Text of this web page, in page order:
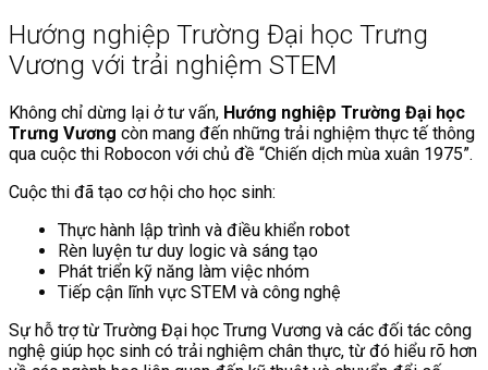
Hướng nghiệp Trường Đại học Trưng
Vương với trải nghiệm STEM
Không chỉ dừng lại ở tư vấn, Hướng nghiệp Trường Đại học
Trưng Vương còn mang đến những trải nghiệm thực tế thông
qua cuộc thi Robocon với chủ đề “Chiến dịch mùa xuân 1975”.
Cuộc thi đã tạo cơ hội cho học sinh:
Thực hành lập trình và điều khiển robot
Rèn luyện tư duy logic và sáng tạo
Phát triển kỹ năng làm việc nhóm
Tiếp cận lĩnh vực STEM và công nghệ
Sự hỗ trợ từ Trường Đại học Trưng Vương và các đối tác công
nghệ giúp học sinh có trải nghiệm chân thực, từ đó hiểu rõ hơn